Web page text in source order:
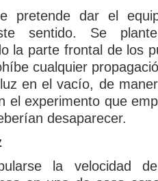
pretende dar el
sentido. Se
la parte frontal de los
cualquier
en el vacío, de
el experimento que
desaparecer.
la velocidad